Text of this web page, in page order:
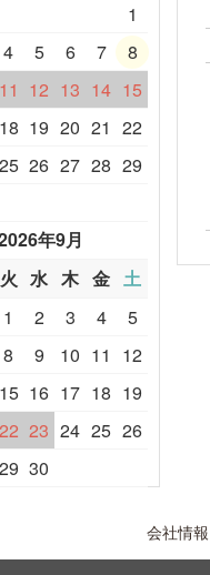
1
4 5 6 7
8
11 12 13 14 15
18 19 20 21 22
25 26 27 28 29
年9月
火 水 木 金 土
1
2 3 4
5
8 9 10 11
12
15 16 17 18 19
22 23 24 25 26
29 30
会社情報